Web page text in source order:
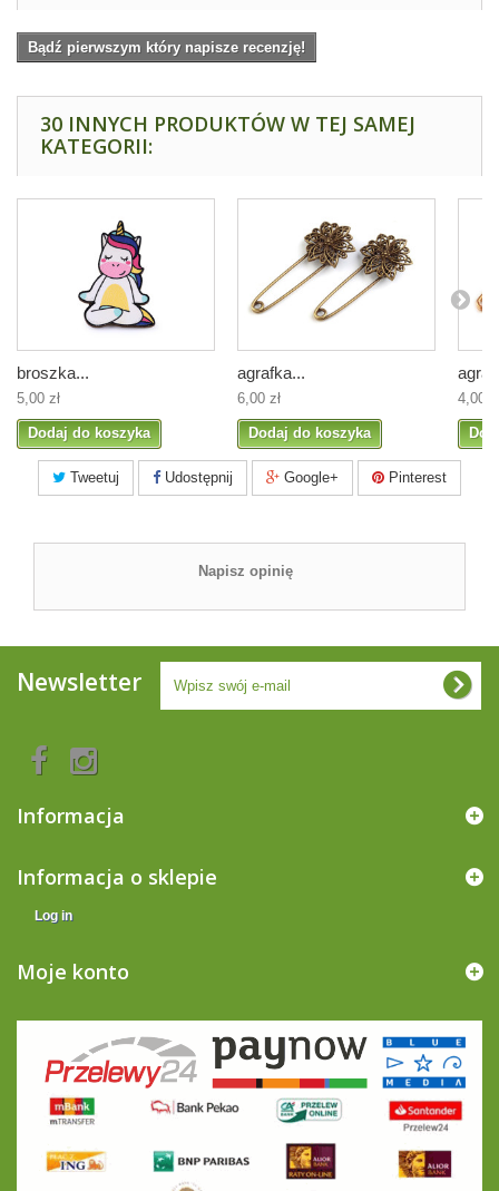
Bądź pierwszym który napisze recenzję!
30 INNYCH PRODUKTÓW W TEJ SAMEJ
KATEGORII:
broszka...
5,00 zł
Dodaj do koszyka
agrafka...
6,00 zł
Dodaj do koszyka
4,00
Tweetuj Udostępnij Google+ Pinterest
Napisz opinię
Newsletter
Informacja
Informacja o sklepie
Log in
Moje konto